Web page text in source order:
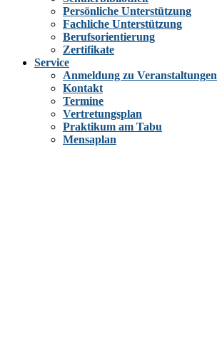
Persönliche Unterstützung
Fachliche Unterstützung
Berufsorientierung
Zertifikate
Service
Anmeldung zu Veranstaltungen
Kontakt
Termine
Vertretungsplan
Praktikum am Tabu
Mensaplan